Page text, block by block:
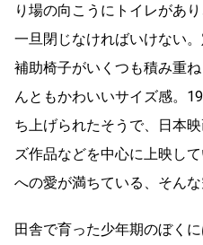
り場の向こうにトイレがあ
一旦閉じなければいけない
補助椅子がいくつも積み重
んともかわいいサイズ感。
ち上げられたそうで、日本
ズ作品などを中心に上映し
への愛が満ちている、そんな
田舎で育った少年期のぼく